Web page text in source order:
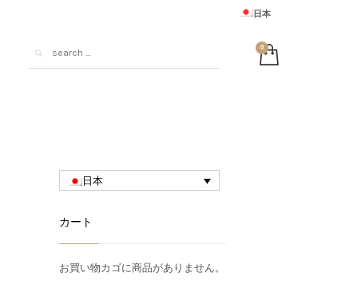
日本
Australia
日本
カート
お買い物カゴに商品がありません。